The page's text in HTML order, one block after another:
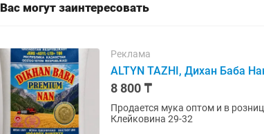
Вас могут заинтересовать
Реклама
ALTYN TAZHI, Дихан Баба
8 800 ₸
Продается мука оптом и в
Клейковина 29-32